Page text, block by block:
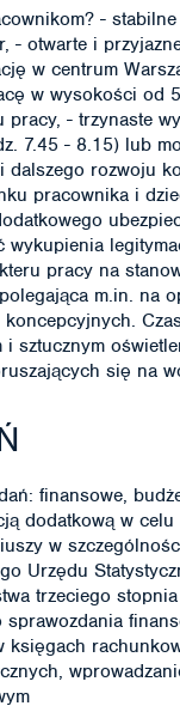
-
- otwarte i
w centrum
w wysokości od
pracy, - trzynaste
7.45 - 8.15) lub
dalszego rozwoju
pracownika i
wykupienia
pracy na
m.in. na
sztucznym
się na
finansowe,
dodatkową w
w
Urzędu
trzeciego
sprawozdania
księgach